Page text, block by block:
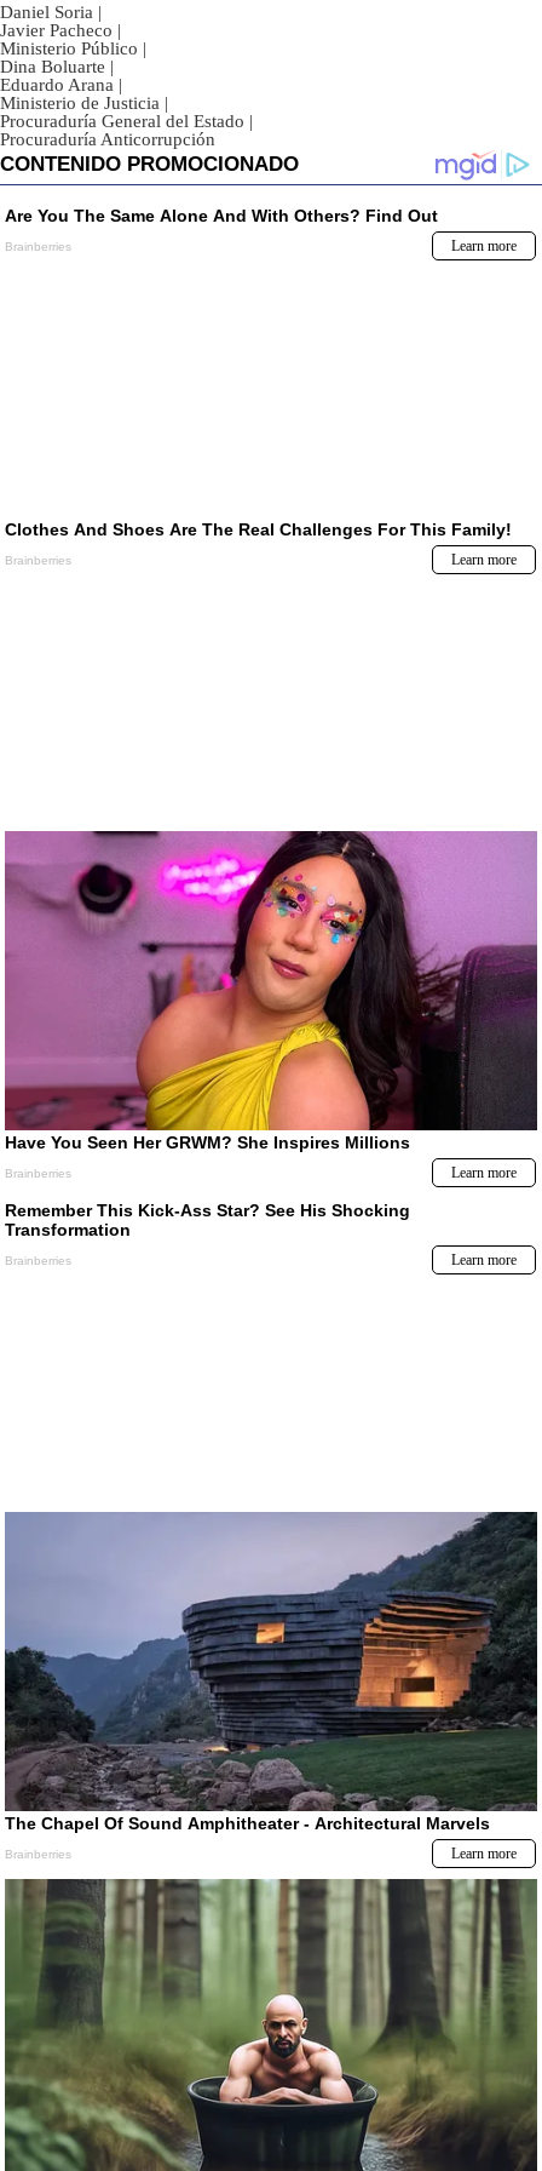
Daniel Soria |
Javier Pacheco |
Ministerio Público |
Dina Boluarte |
Eduardo Arana |
Ministerio de Justicia |
Procuraduría General del Estado |
Procuraduría Anticorrupción